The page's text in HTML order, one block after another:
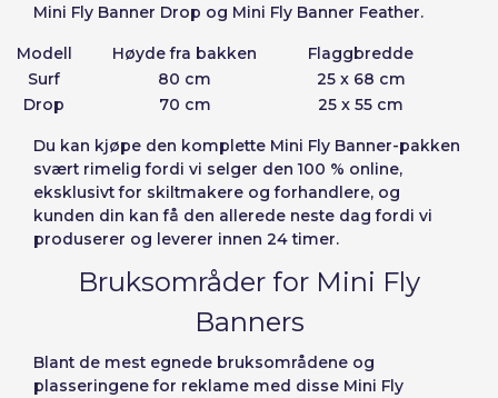
Mini Fly Banner Drop og Mini Fly Banner Feather.
Modell Høyde fra bakken
Flaggbredde
Surf
80 cm
25 x 68 cm
Drop
70 cm 25 x 55 cm
Du kan kjøpe den komplette Mini Fly Banner-pakken
svært rimelig fordi vi selger den 100 % online,
eksklusivt for skiltmakere og forhandlere, og
kunden din kan få den allerede neste dag fordi vi
produserer og leverer innen 24 timer.
Bruksområder for Mini Fly
Banners
Blant de mest egnede bruksområdene og
plasseringene for reklame med disse Mini Fly